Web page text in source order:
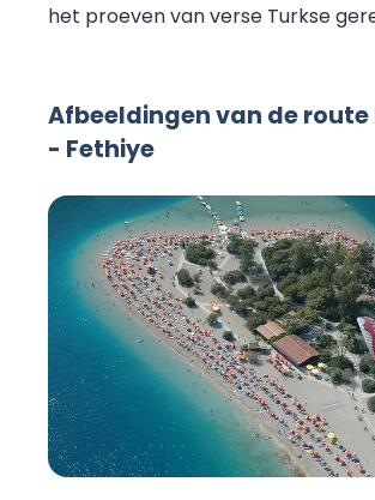
het proeven van verse Turkse
Afbeeldingen van de route
- Fethiye